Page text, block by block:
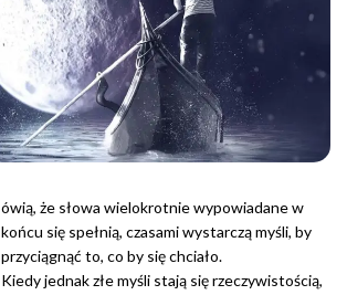
ówią, że słowa wielokrotnie wypowiadane w
końcu się spełnią, czasami wystarczą myśli, by
przyciągnąć to, co by się chciało.
Kiedy jednak złe myśli stają się rzeczywistością,